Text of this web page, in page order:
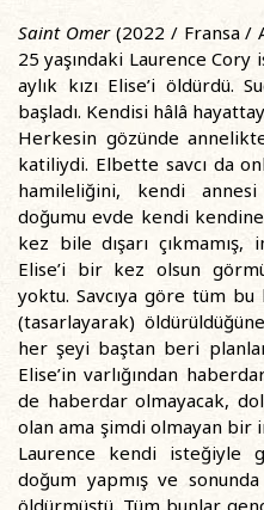
Saint Omer(2022 / Fransa /
25 yaşındaki Laurence Cory
aylık kızı Elise’i öldürdü.
başladı. Kendisi hâlâ
Herkesin gözünde
katiliydi. Elbette savcı da
hamileliğini, kendi
doğumu evde kendi
kez bile dışarı
Elise’i bir kez olsun
yoktu. Savcıya göre tüm bu
(tasarlayarak)
her şeyi baştan beri
Elise’in varlığından
de haberdar olmayacak,
olan ama şimdi olmayan bir
Laurence kendi isteğiyle
doğum yapmış ve
öldürmüştü. Tüm bunlar